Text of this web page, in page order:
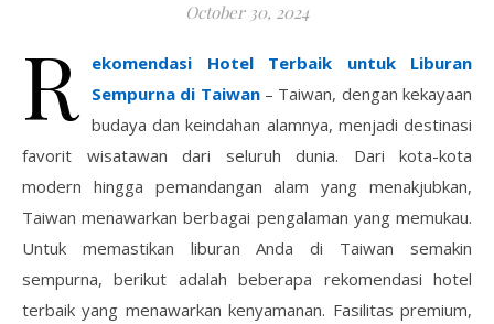
October 30, 2024
R
ekomendasi Hotel Terbaik untuk Liburan
Sempurna di Taiwan– Taiwan, dengan kekayaan
budaya dan keindahan alamnya, menjadi destinasi
favorit wisatawan dari seluruh dunia. Dari kota-kota
modern hingga pemandangan alam yang menakjubkan,
Taiwan menawarkan berbagai pengalaman yang memukau.
Untuk memastikan liburan Anda di Taiwan semakin
sempurna, berikut adalah beberapa rekomendasi hotel
terbaik yang menawarkan kenyamanan. Fasilitas premium,